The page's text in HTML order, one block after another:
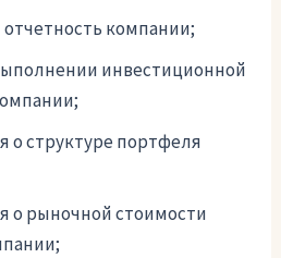
компании;
инвестиционной
о структуре портфеля
о рыночной стоимости